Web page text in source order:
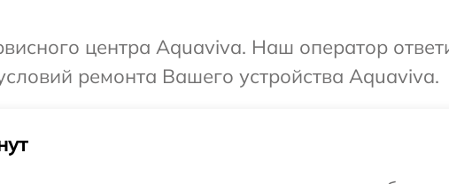
центра Aquaviva. Наш оператор
ремонта Вашего устройства Aquaviva.